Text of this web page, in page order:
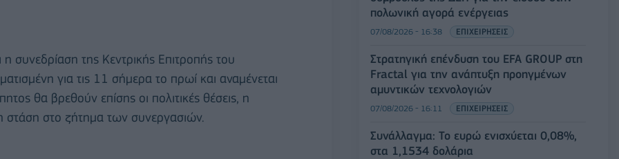
η συνεδρίαση της Κεντρικής Επιτροπής του
για τις 11 σήμερα το πρωί και αναμένεται
θα βρεθούν επίσης οι πολιτικές θέσεις, η
στάση στο ζήτημα των συνεργασιών.
πολωνική αγορά ενέργειας
07/08/2026 - 16:38 ΕΠΙΧΕΙΡΗΣΕΙΣ
Στρατηγική επένδυση του EFA GROUP στη
Fractal για την ανάπτυξη προηγμένων
αμυντικών τεχνολογιών
07/08/2026 - 16:11 ΕΠΙΧΕΙΡΗΣΕΙΣ
Συνάλλαγμα: Το ευρώ ενισχύεται 0,08%,
στα 1,1534 δολάρια